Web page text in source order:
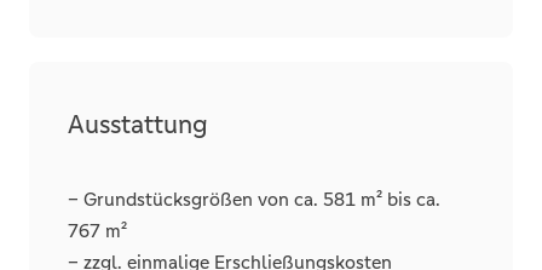
Lagune“ von Salzbergen ist ca. 16 Hektar groß.
Wohnbebauung bis ans Wasser, an den übrigen
Seiten ist das Ufer naturbelassen. Für die
Eigentümer des Feriengebietes gibt es einen
Ausstattung
– Grundstücksgrößen von ca. 581 m² bis ca.
767 m²
– zzgl. einmalige Erschließungskosten